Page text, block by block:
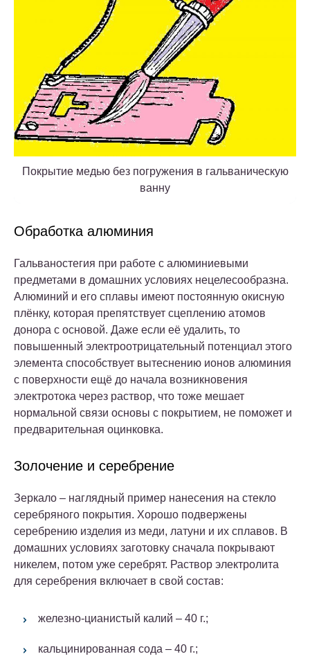
Покрытие медью без погружения в гальваническую
ванну
Обработка алюминия
Гальваностегия при работе с алюминиевыми
предметами в домашних условиях нецелесообразна.
Алюминий и его сплавы имеют постоянную окисную
плёнку, которая препятствует сцеплению атомов
донора с основой. Даже если её удалить, то
повышенный электроотрицательный потенциал этого
элемента способствует вытеснению ионов алюминия
с поверхности ещё до начала возникновения
электротока через раствор, что тоже мешает
нормальной связи основы с покрытием, не поможет и
предварительная оцинковка.
Золочение и серебрение
Зеркало – наглядный пример нанесения на стекло
серебряного покрытия. Хорошо подвержены
серебрению изделия из меди, латуни и их сплавов. В
домашних условиях заготовку сначала покрывают
никелем, потом уже серебрят. Раствор электролита
для серебрения включает в свой состав:
железно-цианистый калий – 40 г.;
кальцинированная сода – 40 г.;